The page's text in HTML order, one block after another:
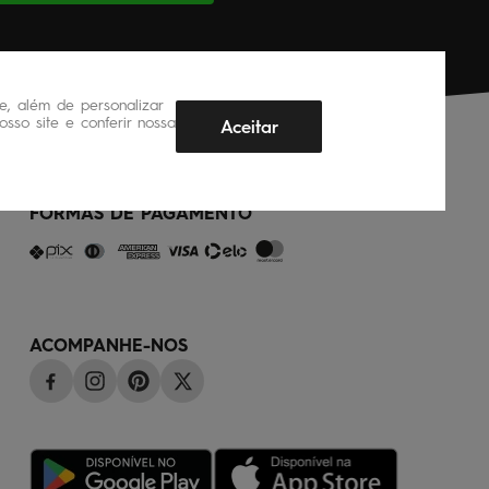
além de personalizar
site e conferir nossa
Aceitar
FORMAS DE PAGAMENTO
ACOMPANHE-NOS